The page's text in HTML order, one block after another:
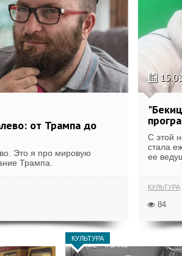
от Трампа до
Это я про мировую
Трампа.
С этой
стала
ее
КУЛЬТУРА
84
КУЛЬТУРА